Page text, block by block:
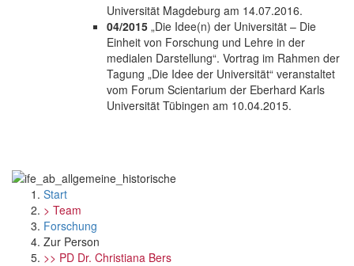
Universität Magdeburg am 14.07.2016.
04/2015 „Die Idee(n) der Universität – Die
Einheit von Forschung und Lehre in der
medialen Darstellung“. Vortrag im Rahmen der
Tagung „Die Idee der Universität“ veranstaltet
vom Forum Scientarium der Eberhard Karls
Universität Tübingen am 10.04.2015.
Start
> Team
Forschung
Zur Person
>> PD Dr. Christiana Bers